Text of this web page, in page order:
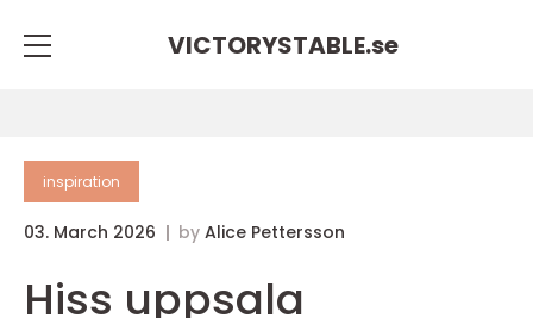
VICTORYSTABLE.se
inspiration
03. March 2026 by Alice Pettersson
Hiss uppsala